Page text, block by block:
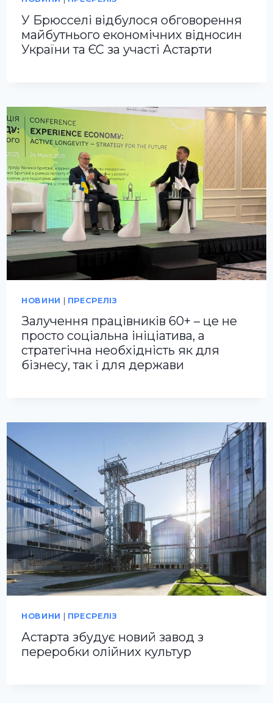
У Брюсселі відбулося обговорення
майбутнього економічних відносин
України та ЄС за участі Астарти
НОВИНИ ПРЕСРЕЛІЗ
Залучення працівників 60+ – це не
просто соціальна ініціатива, а
стратегічна необхідність як для
бізнесу, так і для держави
НОВИНИ ПРЕСРЕЛІЗ
Астарта збудує новий завод з
переробки олійних культур